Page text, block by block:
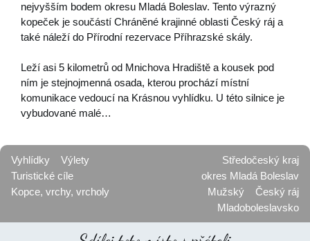
nejvyšším bodem okresu Mladá Boleslav. Tento výrazný
kopeček je součástí Chráněné krajinné oblasti Český ráj a
také náleží do Přírodní rezervace Příhrazské skály.
Leží asi 5 kilometrů od Mnichova Hradiště a kousek pod
ním je stejnojmenná osada, kterou prochází místní
komunikace vedoucí na Krásnou vyhlídku. U této silnice je
vybudované malé…
Vyhlídky
Výlety
Turistické cíle
Kopce, vrchy, vrcholy
Středočeský kraj
okres Mladá Boleslav
Mužský
Český ráj
Mladoboleslavsko